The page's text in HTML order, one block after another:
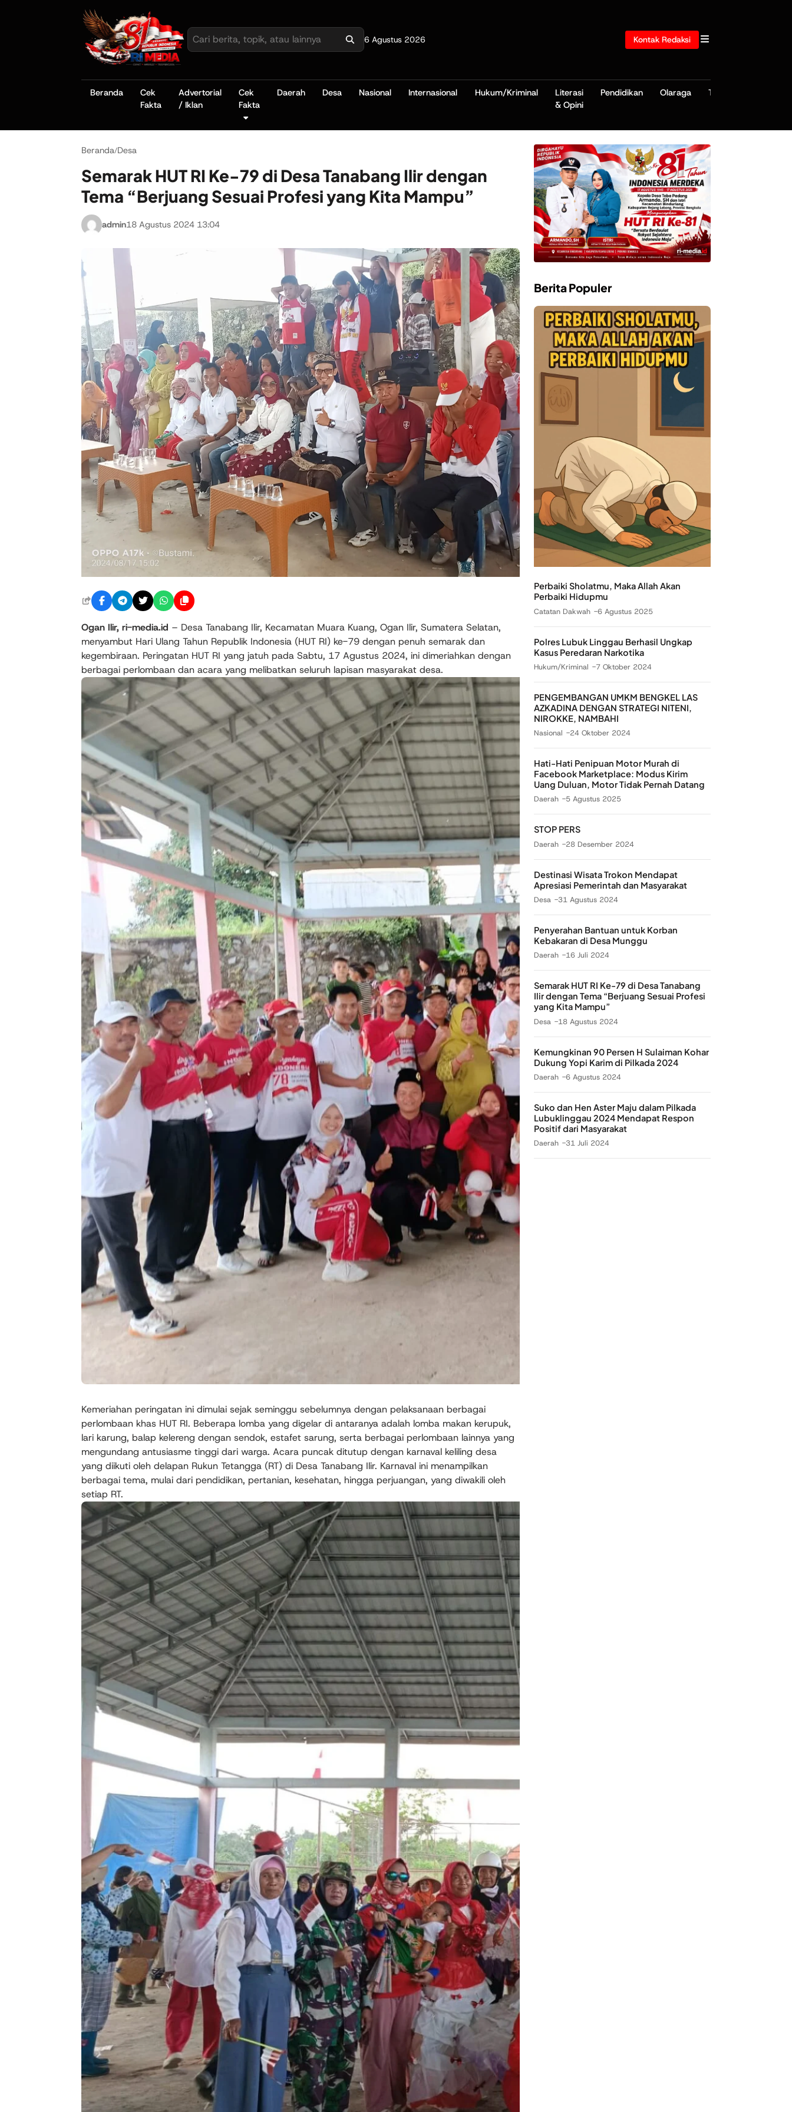
6 Agustus 2026 Kontak Redaksi
Beranda
Cek
Fakta
Advertorial
/ Iklan
Cek
Fakta
Daerah Desa Nasional Internasional Hukum/Kriminal
Literasi
& Opini
Pendidikan Olaraga TNI/POLRI
Beranda/Desa
Semarak HUT RI Ke-79 di Desa Tanabang Ilir dengan
Tema “Berjuang Sesuai Profesi yang Kita Mampu”
admin18 Agustus 2024 13:04
Ogan Ilir, ri-media.id – Desa Tanabang Ilir, Kecamatan Muara Kuang, Ogan Ilir, Sumatera Selatan,
menyambut Hari Ulang Tahun Republik Indonesia (HUT RI) ke-79 dengan penuh semarak dan
kegembiraan. Peringatan HUT RI yang jatuh pada Sabtu, 17 Agustus 2024, ini dimeriahkan dengan
berbagai perlombaan dan acara yang melibatkan seluruh lapisan masyarakat desa.
Kemeriahan peringatan ini dimulai sejak seminggu sebelumnya dengan pelaksanaan berbagai
perlombaan khas HUT RI. Beberapa lomba yang digelar di antaranya adalah lomba makan kerupuk,
lari karung, balap kelereng dengan sendok, estafet sarung, serta berbagai perlombaan lainnya yang
mengundang antusiasme tinggi dari warga. Acara puncak ditutup dengan karnaval keliling desa
yang diikuti oleh delapan Rukun Tetangga (RT) di Desa Tanabang Ilir. Karnaval ini menampilkan
berbagai tema, mulai dari pendidikan, pertanian, kesehatan, hingga perjuangan, yang diwakili oleh
setiap RT.
Berita Populer
Perbaiki Sholatmu, Maka Allah Akan
Perbaiki Hidupmu
Catatan Dakwah 6 Agustus 2025
Polres Lubuk Linggau Berhasil Ungkap
Kasus Peredaran Narkotika
Hukum/Kriminal 7 Oktober 2024
PENGEMBANGAN UMKM BENGKEL LAS
AZKADINA DENGAN STRATEGI NITENI,
NIROKKE, NAMBAHI
Nasional 24 Oktober 2024
Hati-Hati Penipuan Motor Murah di
Facebook Marketplace: Modus Kirim
Uang Duluan, Motor Tidak Pernah Datang
Daerah 5 Agustus 2025
STOP PERS
Daerah 28 Desember 2024
Destinasi Wisata Trokon Mendapat
Apresiasi Pemerintah dan Masyarakat
Desa 31 Agustus 2024
Penyerahan Bantuan untuk Korban
Kebakaran di Desa Munggu
Daerah 16 Juli 2024
Semarak HUT RI Ke-79 di Desa Tanabang
Ilir dengan Tema “Berjuang Sesuai Profesi
yang Kita Mampu”
Desa 18 Agustus 2024
Kemungkinan 90 Persen H Sulaiman Kohar
Dukung Yopi Karim di Pilkada 2024
Daerah 6 Agustus 2024
Suko dan Hen Aster Maju dalam Pilkada
Lubuklinggau 2024 Mendapat Respon
Positif dari Masyarakat
Daerah 31 Juli 2024